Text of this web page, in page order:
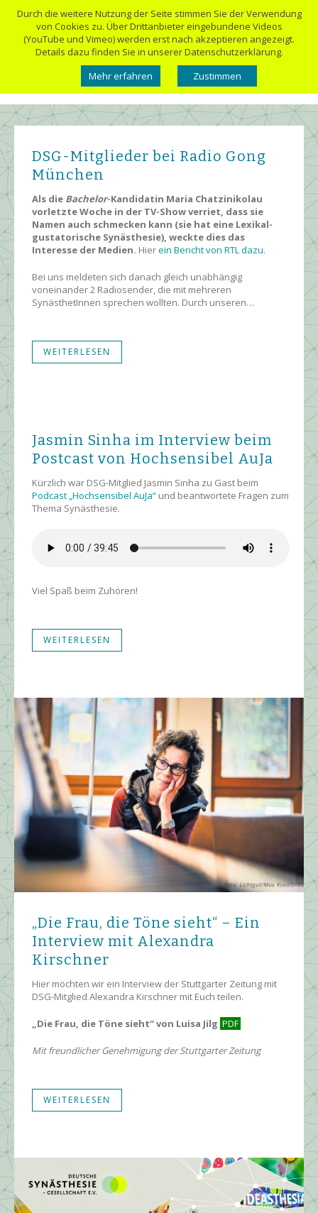
DSG-Mitglieder bei Radio Gong
München
Als die Bachelor-Kandidatin Maria Chatzinikolau
vorletzte Woche in der TV-Show verriet, dass sie
Namen auch schmecken kann (sie hat eine Lexikal-
gustatorische Synästhesie), weckte dies das
Interesse der Medien. Hierein Bericht von RTL dazu.
Bei uns meldeten sich danach gleich unabhängig
voneinander 2 Radiosender, die mit mehreren
SynästhetInnen sprechen wollten. Durch unseren…
WEITERLESEN
Jasmin Sinha im Interview beim
Postcast von Hochsensibel AuJa
Kürzlich war DSG-Mitglied Jasmin Sinha zu Gast beim
Podcast „Hochsensibel AuJa“ und beantwortete Fragen zum
Thema Synästhesie.
Viel Spaß beim Zuhören!
WEITERLESEN
„Die Frau, die Töne sieht“ – Ein
Interview mit Alexandra
Kirschner
Hier möchten wir ein Interview der Stuttgarter Zeitung mit
DSG-Mitglied Alexandra Kirschner mit Euch teilen.
„Die Frau, die Töne sieht“ von Luisa Jilg PDF
Mit freundlicher Genehmigung der Stuttgarter Zeitung
WEITERLESEN
Durch die weitere Nutzung der Seite stimmen Sie der Verwendung
von Cookies zu. Über Drittanbieter eingebundene Videos
(YouTube und Vimeo) werden erst nach akzeptieren angezeigt.
Details dazu finden Sie in unserer Datenschutzerklärung.
Mehr erfahren
Zustimmen